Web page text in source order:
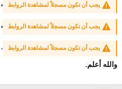
يجب أن تكون مسجلاً لمشاهدة الروابط ،
يجب أن تكون مسجلاً لمشاهدة الروابط ،
يجب أن تكون مسجلاً لمشاهدة الروابط .
والله أعلم.